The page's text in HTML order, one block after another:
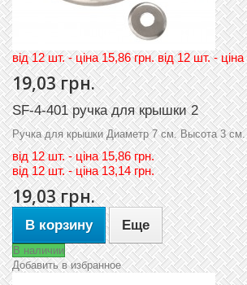
вiд 12 шт. - цiна 15,86 грн. вiд 12 шт. - цiна
19,03 грн.
SF-4-401 ручка для крышки 2
Ручка для крышки Диаметр 7 см. Высота 3 см.
вiд 12 шт. - цiна 15,86 грн.
вiд12 шт. - цiна 13,14 грн.
19,03 грн.
В корзину Еще
В наличии
Добавить в избранное